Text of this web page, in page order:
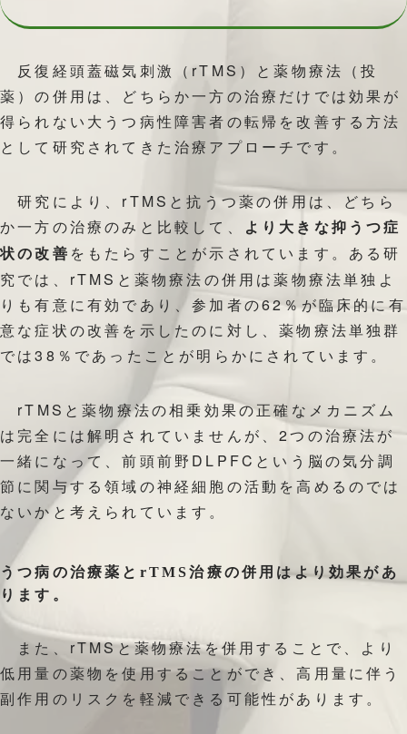
反復経頭蓋磁気刺激（rTMS）と薬物療法（投
薬）の併用は、どちらか一方の治療だけでは効果が
得られない大うつ病性障害者の転帰を改善する方法
として研究されてきた治療アプローチです。
研究により、rTMSと抗うつ薬の併用は、どちら
か一方の治療のみと比較して、
より大きな抑うつ症
状の改善 をもたらすことが示されています。ある研
究では、rTMSと薬物療法の併用は薬物療法単独よ
りも有意に有効であり、参加者の62％が臨床的に有
意な症状の改善を示したのに対し、薬物療法単独群
では38％であったことが明らかにされています。
rTMSと薬物療法の相乗効果の正確なメカニズム
は完全には解明されていませんが、2つの治療法が
一緒になって、前頭前野DLPFCという脳の気分調
節に関与する領域の神経細胞の活動を高めるのでは
ないかと考えられています。
うつ病の治療薬とrTMS治療の併用はより効果があ
ります。
また、rTMSと薬物療法を併用することで、より
低用量の薬物を使用することができ、高用量に伴う
副作用のリスクを軽減できる可能性があります。